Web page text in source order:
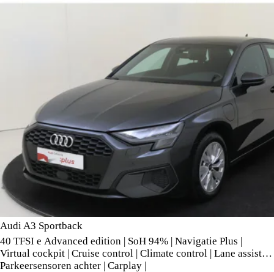
Audi A3 Sportback
40 TFSI e Advanced edition | SoH 94% | Navigatie Plus |
Virtual cockpit | Cruise control | Climate control | Lane assist |
Parkeersensoren achter | Carplay |